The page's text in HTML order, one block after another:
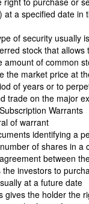
at a specified date in
of security usually
stock that allows
amount of common
the market price at
of years or to
trade on the major
Warrants
of warrant
identifying a
of shares in a
between
investors to
at a future date
gives the holder the